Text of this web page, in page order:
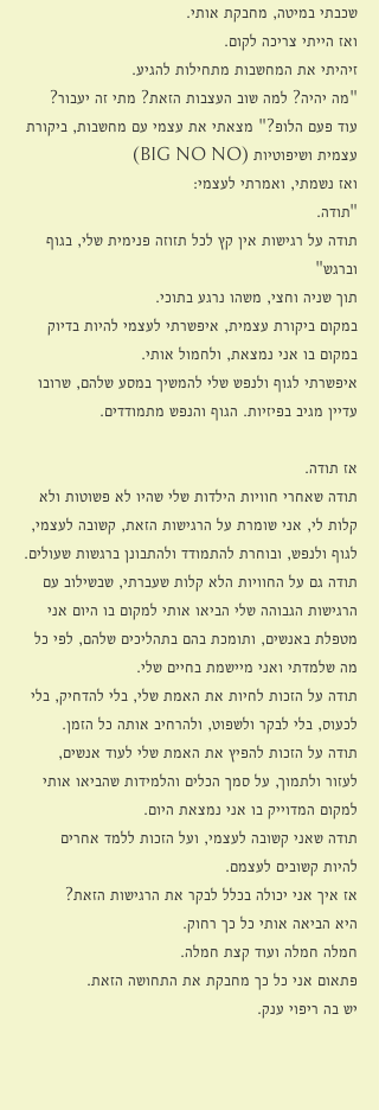
שכבתי במיטה, מחבקת אותי.
ואז הייתי צריכה לקום.
זיהיתי את המחשבות מתחילות להגיע.
"מה יהיה? למה שוב העצבות הזאת? מתי זה יעבור?
עוד פעם הלופ?" מצאתי את עצמי עם מחשבות, ביקורת
עצמית ושיפוטיות (BIG NO NO)
ואז נשמתי, ואמרתי לעצמי:
"תודה.
תודה על רגישות אין קץ לכל תזוזה פנימית שלי, בגוף
וברגש"
תוך שניה וחצי, משהו נרגע בתוכי.
במקום ביקורת עצמית, איפשרתי לעצמי להיות בדיוק
במקום בו אני נמצאת, ולחמול אותי.
איפשרתי לגוף ולנפש שלי להמשיך במסע שלהם, שרובו
עדיין מגיב בפיזיות. הגוף והנפש מתמודדים.
אז תודה.
תודה שאחרי חוויות הילדות שלי שהיו לא פשוטות ולא
קלות לי, אני שומרת על הרגישות הזאת, קשובה לעצמי,
לגוף ולנפש, ובוחרת להתמודד ולהתבונן ברגשות שעולים.
תודה גם על החוויות הלא קלות שעברתי, שבשילוב עם
הרגישות הגבוהה שלי הביאו אותי למקום בו היום אני
מטפלת באנשים, ותומכת בהם בתהליכים שלהם, לפי כל
מה שלמדתי ואני מיישמת בחיים שלי.
תודה על הזכות לחיות את האמת שלי, בלי להדחיק, בלי
לכעוס, בלי לבקר ולשפוט, ולהרחיב אותה כל הזמן.
תודה על הזכות להפיץ את האמת שלי לעוד אנשים,
לעזור ולתמוך, על סמך הכלים והלמידות שהביאו אותי
למקום המדוייק בו אני נמצאת היום.
תודה שאני קשובה לעצמי, ועל הזכות ללמד אחרים
להיות קשובים לעצמם.
אז איך אני יכולה בכלל לבקר את הרגישות הזאת?
היא הביאה אותי כל כך רחוק.
חמלה חמלה ועוד קצת חמלה.
פתאום אני כל כך מחבקת את התחושה הזאת.
יש בה ריפוי ענק.